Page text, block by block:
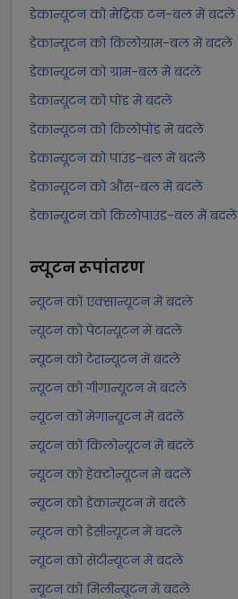
डेकान्यूटन को मेट्रिक टन-बल में बदलें
डेकान्यूटन को किलोग्राम-बल में बदलें
डेकान्यूटन को ग्राम-बल में बदलें
डेकान्यूटन को पोंड में बदलें
डेकान्यूटन को किलोपोंड में बदलें
डेकान्यूटन को पाउंड-बल में बदलें
डेकान्यूटन को औंस-बल में बदलें
डेकान्यूटन को किलोपाउंड-बल में बदलें
न्यूटनरूपांतरण
न्यूटन को एक्सान्यूटन में बदलें
न्यूटन को पेटान्यूटन में बदलें
न्यूटन को टेरान्यूटन में बदलें
न्यूटन को गीगान्यूटन में बदलें
न्यूटन को मेगान्यूटन में बदलें
न्यूटन को किलोन्यूटन में बदलें
न्यूटन को हेक्टोन्यूटन में बदलें
न्यूटन को डेकान्यूटन में बदलें
न्यूटन को डेसीन्यूटन में बदलें
न्यूटन को सेंटीन्यूटन में बदलें
न्यूटन को मिलीन्यूटन में बदलें